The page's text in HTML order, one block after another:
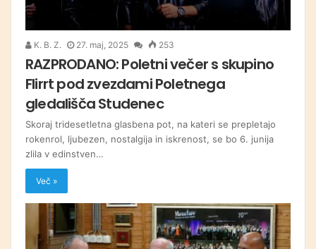
K. B. Z. 27. maj, 2025 253
RAZPRODANO: Poletni večer s skupino
Flirrt pod zvezdami Poletnega
gledališča Studenec
Skoraj tridesetletna glasbena pot, na kateri se prepletajo
rokenrol, ljubezen, nostalgija in iskrenost, se bo 6. junija
zlila v edinstven…
Več »